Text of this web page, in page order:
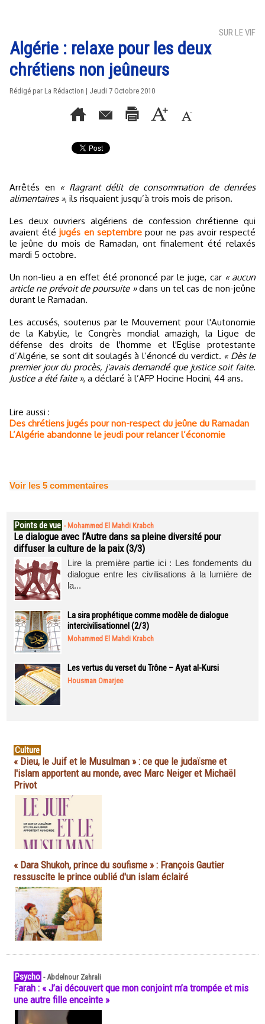
SUR LE VIF
Algérie : relaxe pour les deux
chrétiens non jeûneurs
Rédigé par La Rédaction | Jeudi 7 Octobre 2010
Arrêtés en « flagrant délit de consommation de denrées
alimentaires », ils risquaient jusqu’à trois mois de prison.
Les deux ouvriers algériens de confession chrétienne qui
avaient étéjugés en septembrepour ne pas avoir respecté
le jeûne du mois de Ramadan, ont finalement été relaxés
mardi 5 octobre.
Un non-lieu a en effet été prononcé par le juge, car « aucun
article ne prévoit de poursuite »dans un tel cas de non-jeûne
durant le Ramadan.
Les accusés, soutenus par le Mouvement pour l'Autonomie
de la Kabylie, le Congrès mondial amazigh, la Ligue de
défense des droits de l'homme et l'Eglise protestante
d’Algérie, se sont dit soulagés à l’énoncé du verdict. « Dès le
premier jour du procès, j'avais demandé que justice soit faite.
Justice a été faite », a déclaré à l’AFP Hocine Hocini, 44 ans.
Lire aussi :
Des chrétiens jugés pour non-respect du jeûne du Ramadan
L’Algérie abandonne le jeudi pour relancer l’économie
Voir les 5 commentaires
Points de vue - Mohammed El Mahdi Krabch
Le dialogue avec l’Autre dans sa pleine diversité pour
diffuser la culture de la paix (3/3)
Lire la première partie ici : Les fondements du
dialogue entre les civilisations à la lumière de
la...
La sira prophétique comme modèle de dialogue
intercivilisationnel (2/3)
Mohammed El Mahdi Krabch
Les vertus du verset du Trône – Ayat al-Kursi
Housman Omarjee
Culture
« Dieu, le Juif et le Musulman » : ce que le judaïsme et
l'islam apportent au monde, avec Marc Neiger et Michaël
Privot
« Dara Shukoh, prince du soufisme » : François Gautier
ressuscite le prince oublié d'un islam éclairé
Psycho -Abdelnour Zahrali
Farah : « J’ai découvert que mon conjoint m’a trompée et mis
une autre fille enceinte »